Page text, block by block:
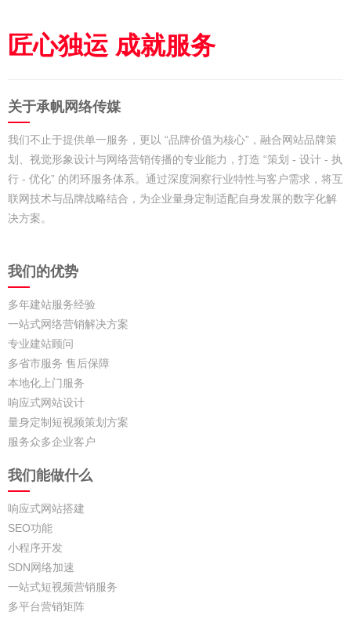
匠心独运 成就服务
关于承帆网络传媒
我们不止于提供单一服务，更以 “品牌价值为核心”，融合网站品牌策
划、视觉形象设计与网络营销传播的专业能力，打造 “策划 - 设计 - 执
行 - 优化” 的闭环服务体系。通过深度洞察行业特性与客户需求，将互
联网技术与品牌战略结合，为企业量身定制适配自身发展的数字化解
决方案。​
我们的优势
多年建站服务经验
一站式网络营销解决方案
专业建站顾问
多省市服务 售后保障
本地化上门服务
响应式网站设计
量身定制短视频策划方案
服务众多企业客户
我们能做什么
响应式网站搭建
SEO功能
小程序开发
SDN网络加速
一站式短视频营销服务
多平台营销矩阵